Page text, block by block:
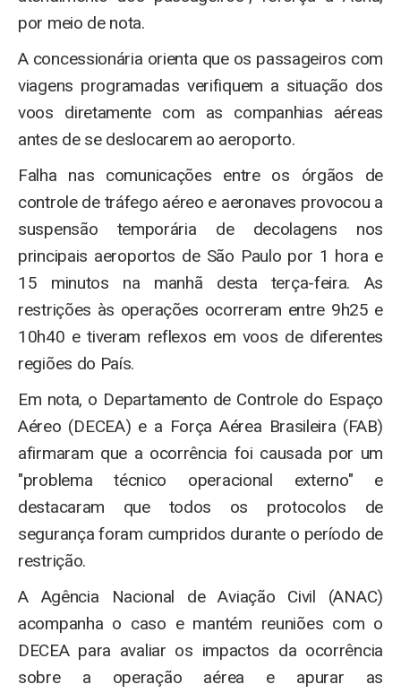
por meio de nota.
A concessionária orienta que os passageiros com
viagens programadas verifiquem a situação dos
voos diretamente com as companhias aéreas
antes de se deslocarem ao aeroporto.
Falha nas comunicações entre os órgãos de
controle de tráfego aéreo e aeronaves provocou a
suspensão temporária de decolagens nos
principais aeroportos de São Paulo por 1 hora e
15 minutos na manhã desta terça-feira. As
restrições às operações ocorreram entre 9h25 e
10h40 e tiveram reflexos em voos de diferentes
regiões do País.
Em nota, o Departamento de Controle do Espaço
Aéreo (DECEA) e a Força Aérea Brasileira (FAB)
afirmaram que a ocorrência foi causada por um
"problema técnico operacional externo" e
destacaram que todos os protocolos de
segurança foram cumpridos durante o período de
restrição.
A Agência Nacional de Aviação Civil (ANAC)
acompanha o caso e mantém reuniões com o
DECEA para avaliar os impactos da ocorrência
sobre a operação aérea e apurar as